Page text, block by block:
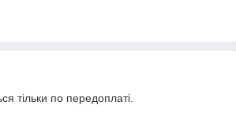
тільки по передоплаті.